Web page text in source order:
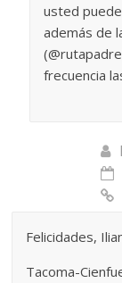
usted
además de
frecuencia
Felicidades,
Tacoma-